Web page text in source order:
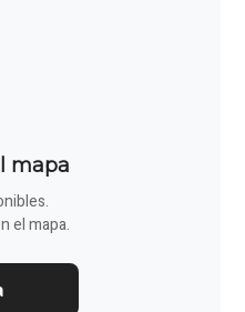
mapa
el mapa.